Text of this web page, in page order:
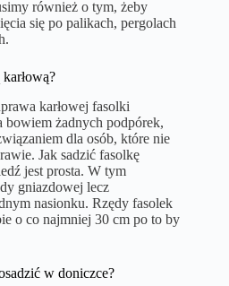
również o tym, żeby
się po palikach, pergolach
karłowej fasolki
bowiem żadnych podpórek,
dla osób, które nie
Jak sadzić fasolkę
jest prosta. W tym
gniazdowej lecz
nasionku. Rzędy fasolek
o co najmniej 30 cm po to by
w doniczce?